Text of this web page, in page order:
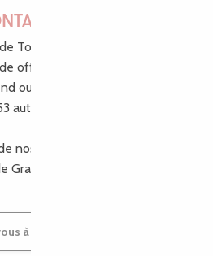
!
Tourisme Bretagne - Côte de
officiel pour vous aider à
ou vos vacances à Lannion,
autres communes de Lannion-
nos bons plans et nos
Granit Rose, inscrivez-vous à
à notre newsletter